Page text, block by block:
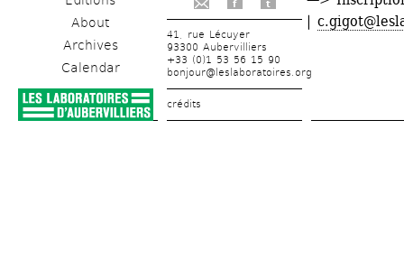
About
Archives
Calendar
f t
41, rue Lécuyer
93300 Aubervilliers
+33 (0)1 53 56 15 90
bonjour@leslaboratoires.org
crédits
|